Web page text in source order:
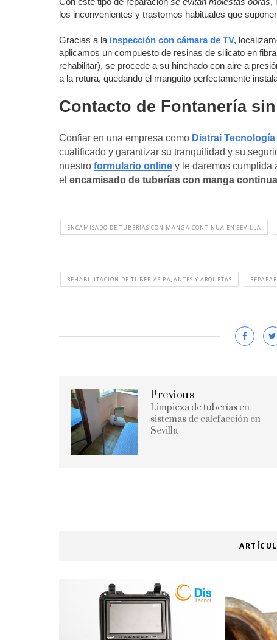
los inconvenientes y trastornos habituales que
Gracias a la inspección con cámara de TV,
aplicamos un compuesto de resinas de silicato en
rehabilitar), se procede a su hinchado con aire a
a la rotura, quedando el manguito perfectamente
Contacto de Fontanería
Confiar en una empresa como Distrai
cualificado y garantizar su tranquilidad y su
nuestro formulario online y le daremos cumplida
el encamisado de tuberías con manga
ENCAMISADO DE TUBERÍAS CON MANGA CONTINUA EN SEVILLA
REHABILITACIÓN DE TUBERÍAS BAJANTES Y ARQUETAS
Previous
Limpieza de tuberías en
sistemas de calefacción en
Sevilla